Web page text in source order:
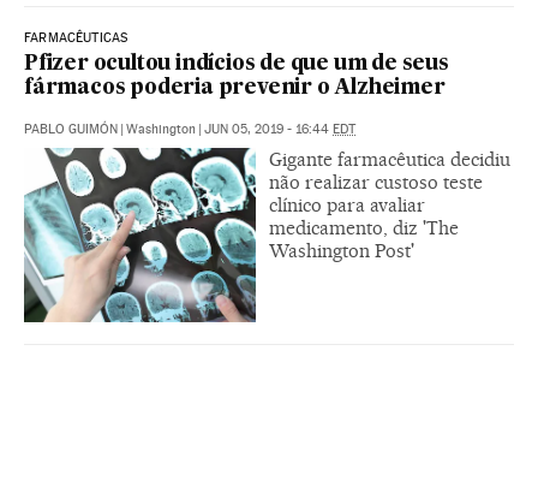
FARMACÊUTICAS
Pfizer ocultou indícios de que um de seus
fármacos poderia prevenir o Alzheimer
PABLO GUIMÓN | Washington | JUN 05, 2019 - 16:44 EDT
Gigante farmacêutica decidiu
não realizar custoso teste
clínico para avaliar
medicamento, diz 'The
Washington Post'